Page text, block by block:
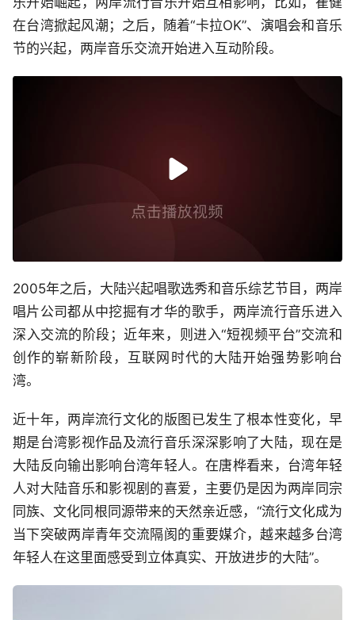
在台湾掀起风潮；之后，随着“卡拉OK”、演唱会和音乐
节的兴起，两岸音乐交流开始进入互动阶段。
2005年之后，大陆兴起唱歌选秀和音乐综艺节目，两岸
唱片公司都从中挖掘有才华的歌手，两岸流行音乐进入
深入交流的阶段；近年来，则进入“短视频平台”交流和
创作的崭新阶段，互联网时代的大陆开始强势影响台
湾。
近十年，两岸流行文化的版图已发生了根本性变化，早
期是台湾影视作品及流行音乐深深影响了大陆，现在是
大陆反向输出影响台湾年轻人。在唐桦看来，台湾年轻
人对大陆音乐和影视剧的喜爱，主要仍是因为两岸同宗
同族、文化同根同源带来的天然亲近感，“流行文化成为
当下突破两岸青年交流隔阂的重要媒介，越来越多台湾
年轻人在这里面感受到立体真实、开放进步的大陆”。